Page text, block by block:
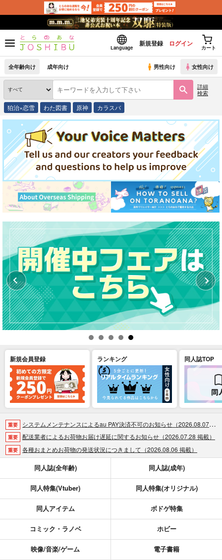
Language
新規登録 ログイン
カート
全年齢向け 成年向け 男性向け 女性向け
詳細
検索
狛治×恋雪 わた図書 原神 カラスバ
新規会員登録 ランキング 同人誌TOP
重要 システムメンテナンスによるau PAY決済不可のお知らせ（2026.08.07 掲載）
重要 配送業者によるお荷物お届け遅延に関するお知らせ（2026.07.28 掲載）
重要 各種おまとめお荷物の発送状況につきまして（2026.08.06 掲載）
おまとめサイクル「定期便(月2)」一般会員様の利用再開のお知らせ（2026.02.05 掲載）
重要 「とらのあな×駿河屋日本橋乙女同人誌館」通販店頭受取サービス開始のお知らせ（2026.01.05 更新｜2025.12.30 掲載）
【2025/12/1より】「通販ポイント⇒とらコイン変換キャンペーン」終了のお知らせ（2025.11.21 掲載）
個人情報保護方針の改定について（2025.09.19 更新｜2025.08.01 掲載）
重要 ポイント付与・管理体制改定のお知らせ（2024.11.20 掲載）
全てのお知らせを見る
同人誌(全年齢) 同人誌(成年)
同人特集(Vtuber) 同人特集(オリジナル)
同人アイテム ボドゲ特集
コミック・ラノベ ホビー
映像/音楽/ゲーム 電子書籍